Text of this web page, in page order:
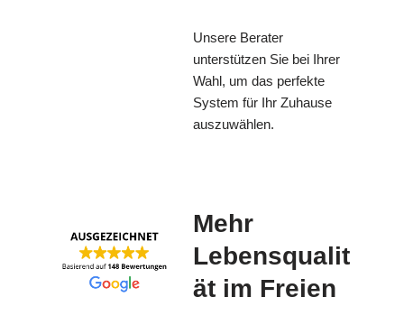
Unsere Berater
unterstützen Sie bei Ihrer
Wahl, um das perfekte
System für Ihr Zuhause
auszuwählen.
Mehr
Lebensqualit
ät im Freien